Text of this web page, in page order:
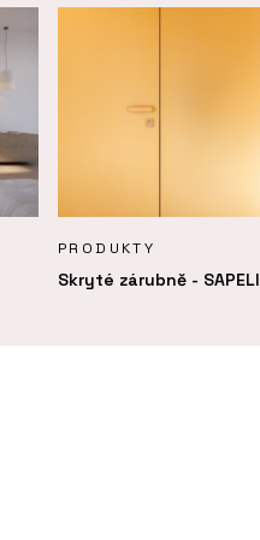
PRODUKTY
Skryté zárubně - SAPELI